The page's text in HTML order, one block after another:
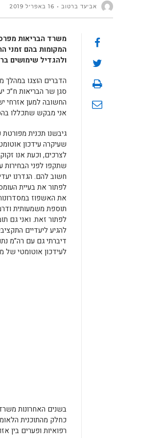
אביעד ברטוב 16 באפריל 2019
משרד הבריאות
המקומות בהם זמני
ולהגדיל שימושים
הדברים הוצגו במהלך
סגן שר הבריאות ח”כ
החשובה למען אזרחי
אני מבקש שתכללו
גיבשנו תכנית
שעיקרה עידכון
לצרכים, וכעת אנו
שתקפו לפני
חשוב להם. הגדרנו
לפתור את בעיית
את האשפוז
תוספת משמעותית
לפתור זאת. ואני גם
להגיע ליעדיים
דיברתי גם עם רה”מ
לעידכון אוטומטי של
בשנים האחרונות
כחלק מהתוכנית
רפואיות ופערים בין